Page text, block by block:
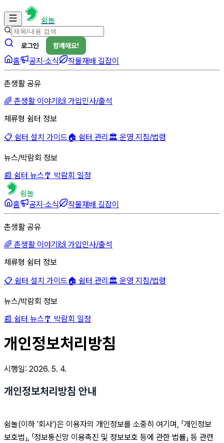
쉼놀
로그인 함께해요!
홈 공지·소식 작물재배 길잡이
촌생활 공유
🌈 촌생활 이야기🙌 가입인사/출석
체류형 쉼터 정보
📋 쉼터 설치 가이드🏠 쉼터 관리 🏛 운영 지침/법령
뉴스/박람회 정보
📰 쉼터 뉴스🎐 박람회 일정
쉼놀
홈
공지·소식 작물재배 길잡이
촌생활 공유
🌈 촌생활 이야기🙌 가입인사/출석
체류형 쉼터 정보
📋 쉼터 설치 가이드🏠 쉼터 관리 🏛 운영 지침/법령
뉴스/박람회 정보
📰 쉼터 뉴스🎐 박람회 일정
개인정보처리방침
시행일: 2026. 5. 4.
개인정보처리방침 안내
쉼놀(이하 '회사')은 이용자의 개인정보를 소중히 여기며, 「개인정보
보호법」, 「정보통신망 이용촉진 및 정보보호 등에 관한 법률」 등 관련